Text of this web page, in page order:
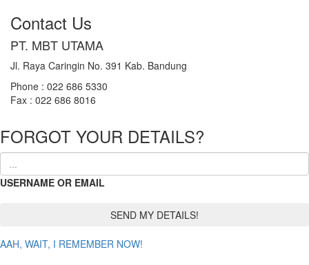
Contact Us
PT. MBT UTAMA
Jl. Raya Caringin No. 391 Kab. Bandung
Phone : 022 686 5330
Fax : 022 686 8016
FORGOT YOUR DETAILS?
USERNAME OR EMAIL
AAH, WAIT, I REMEMBER NOW!